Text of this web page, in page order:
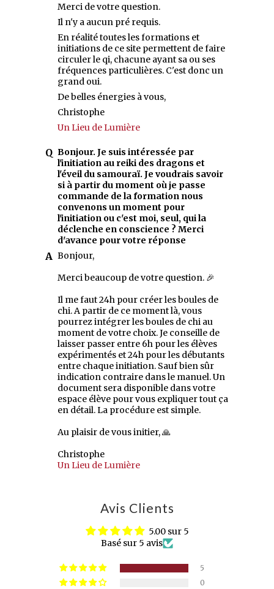
Merci de votre question.
Il n'y a aucun pré requis.
En réalité toutes les formations et
initiations de ce site permettent de faire
circuler le qi, chacune ayant sa ou ses
fréquences particulières. C'est donc un
grand oui.
De belles énergies à vous,
Christophe
Un Lieu de Lumière
Bonjour. Je suis intéressée par
l'initiation au reiki des dragons et
l'éveil du samouraï. Je voudrais savoir
si à partir du moment où je passe
commande de la formation nous
convenons un moment pour
l'initiation ou c'est moi, seul, qui la
déclenche en conscience ? Merci
d'avance pour votre réponse
Bonjour,
Merci beaucoup de votre question. 🎉
Il me faut 24h pour créer les boules de
chi. A partir de ce moment là, vous
pourrez intégrer les boules de chi au
moment de votre choix. Je conseille de
laisser passer entre 6h pour les élèves
expérimentés et 24h pour les débutants
entre chaque initiation. Sauf bien sûr
indication contraire dans le manuel. Un
document sera disponible dans votre
espace élève pour vous expliquer tout ça
en détail. La procédure est simple.
Au plaisir de vous initier, 🙏
Christophe
Un Lieu de Lumière
Avis Clients
5.00 sur 5
Basé sur 5 avis
5
0